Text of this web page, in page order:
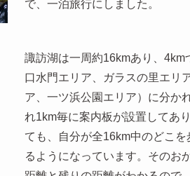
で、一泊旅行にしました。
諏訪湖は一周約16kmあり、4km
口水門エリア、ガラスの里エリ
ア、一ツ浜公園エリア）に分か
れ1km毎に案内板が設置してあ
ても、自分が全16km中のどこ
るようになっています。そのお